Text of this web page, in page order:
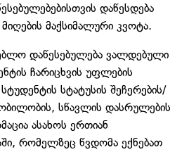
დაწესდება
მაქსიმალური კვოტა.
დაწესებულება ვალდებული
ჩარიცხვის უფლების
სტატუსის შეჩერების/
სწავლის დასრულების
ასახოს ერთიან
რომელზეც წვდომა ექნებათ